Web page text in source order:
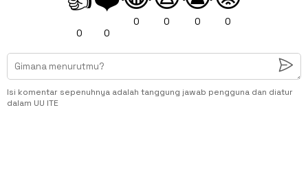
0 0
0 0 0 0
Isi komentar sepenuhnya adalah tanggung jawab pengguna dan diatur
dalam UU ITE